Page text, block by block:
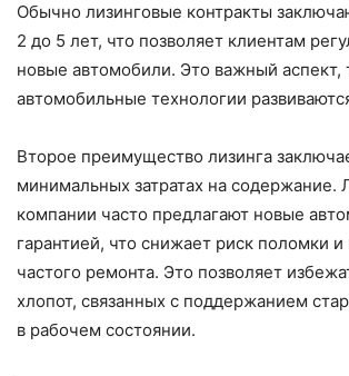
Обычно лизинговые контракты
2 до 5 лет, что позволяет клиентам
новые автомобили. Это важный аспект,
автомобильные технологии
Второе преимущество лизинга
минимальных затратах на содержание.
компании часто предлагают новые
гарантией, что снижает риск поломки
частого ремонта. Это позволяет
хлопот, связанных с поддержанием
в рабочем состоянии.